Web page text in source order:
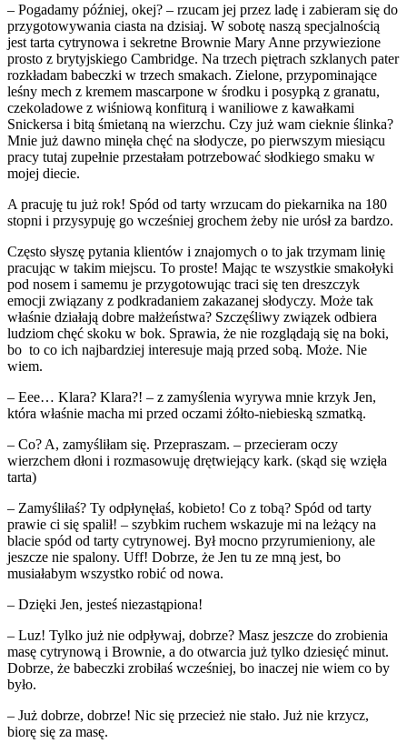
– Pogadamy później, okej? – rzucam jej przez ladę i zabieram się do
przygotowywania ciasta na dzisiaj. W sobotę naszą specjalnością
jest tarta cytrynowa i sekretne Brownie Mary Anne przywiezione
prosto z brytyjskiego Cambridge. Na trzech piętrach szklanych pater
rozkładam babeczki w trzech smakach. Zielone, przypominające
leśny mech z kremem mascarpone w środku i posypką z granatu,
czekoladowe z wiśniową konfiturą i waniliowe z kawałkami
Snickersa i bitą śmietaną na wierzchu. Czy już wam cieknie ślinka?
Mnie już dawno minęła chęć na słodycze, po pierwszym miesiącu
pracy tutaj zupełnie przestałam potrzebować słodkiego smaku w
mojej diecie.
A pracuję tu już rok! Spód od tarty wrzucam do piekarnika na 180
stopni i przysypuję go wcześniej grochem żeby nie urósł za bardzo.
Często słyszę pytania klientów i znajomych o to jak trzymam linię
pracując w takim miejscu. To proste! Mając te wszystkie smakołyki
pod nosem i samemu je przygotowując traci się ten dreszczyk
emocji związany z podkradaniem zakazanej słodyczy. Może tak
właśnie działają dobre małżeństwa? Szczęśliwy związek odbiera
ludziom chęć skoku w bok. Sprawia, że nie rozglądają się na boki,
bo to co ich najbardziej interesuje mają przed sobą. Może. Nie
wiem.
– Eee… Klara? Klara?! – z zamyślenia wyrywa mnie krzyk Jen,
która właśnie macha mi przed oczami żółto-niebieską szmatką.
– Co? A, zamyśliłam się. Przepraszam. – przecieram oczy
wierzchem dłoni i rozmasowuję drętwiejący kark. (skąd się wzięła
tarta)
– Zamyśliłaś? Ty odpłynęłaś, kobieto! Co z tobą? Spód od tarty
prawie ci się spalił! – szybkim ruchem wskazuje mi na leżący na
blacie spód od tarty cytrynowej. Był mocno przyrumieniony, ale
jeszcze nie spalony. Uff! Dobrze, że Jen tu ze mną jest, bo
musiałabym wszystko robić od nowa.
– Dzięki Jen, jesteś niezastąpiona!
– Luz! Tylko już nie odpływaj, dobrze? Masz jeszcze do zrobienia
masę cytrynową i Brownie, a do otwarcia już tylko dziesięć minut.
Dobrze, że babeczki zrobiłaś wcześniej, bo inaczej nie wiem co by
było.
– Już dobrze, dobrze! Nic się przecież nie stało. Już nie krzycz,
biorę się za masę.